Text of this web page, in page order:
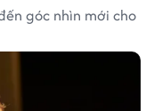
góc nhìn mới cho